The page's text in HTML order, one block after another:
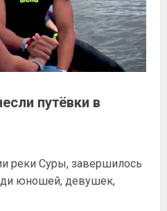
путёвки в
реки Суры, завершилось
юношей, девушек,